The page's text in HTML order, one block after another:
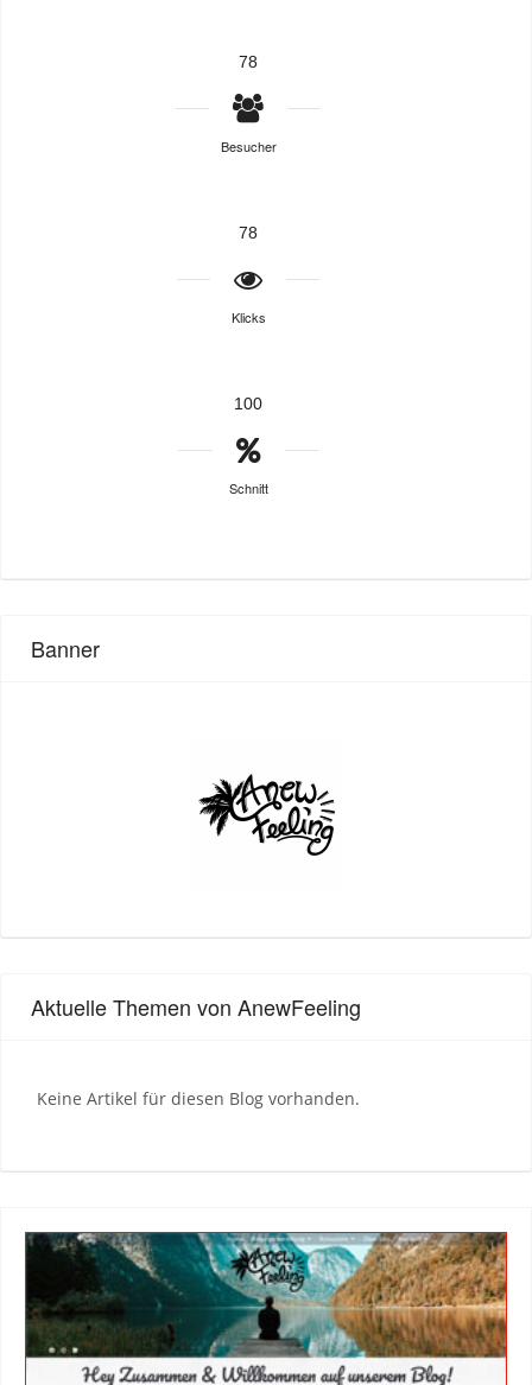
78
Besucher
78
Klicks
100
Schnitt
Banner
Aktuelle Themen von AnewFeeling
Keine Artikel für diesen Blog vorhanden.